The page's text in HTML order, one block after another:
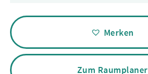
Alternative:
Merken
Zum Raumplaner